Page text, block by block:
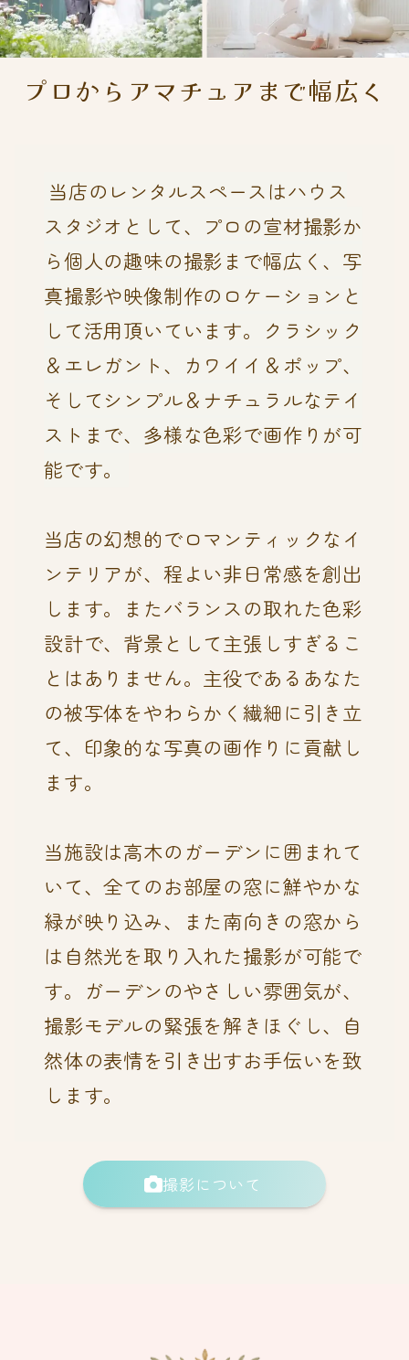
プロからアマチュアまで幅広く
当店のレンタルスペースはハウス
スタジオとして、プロの宣材撮影か
ら個人の趣味の撮影まで幅広く、写
真撮影や映像制作のロケーションと
して活用頂いています。クラシック
＆エレガント、カワイイ＆ポップ、
そしてシンプル＆ナチュラルなテイ
ストまで、多様な色彩で画作りが可
能です。
当店の幻想的でロマンティックなイ
ンテリアが、程よい非日常感を創出
します。またバランスの取れた色彩
設計で、背景として主張しすぎるこ
とはありません。主役であるあなた
の被写体をやわらかく繊細に引き立
て、印象的な写真の画作りに貢献し
ます。
当施設は高木のガーデンに囲まれて
いて、全てのお部屋の窓に鮮やかな
緑が映り込み、また南向きの窓から
は自然光を取り入れた撮影が可能で
す。ガーデンのやさしい雰囲気が、
撮影モデルの緊張を解きほぐし、自
然体の表情を引き出すお手伝いを致
します。
撮影について